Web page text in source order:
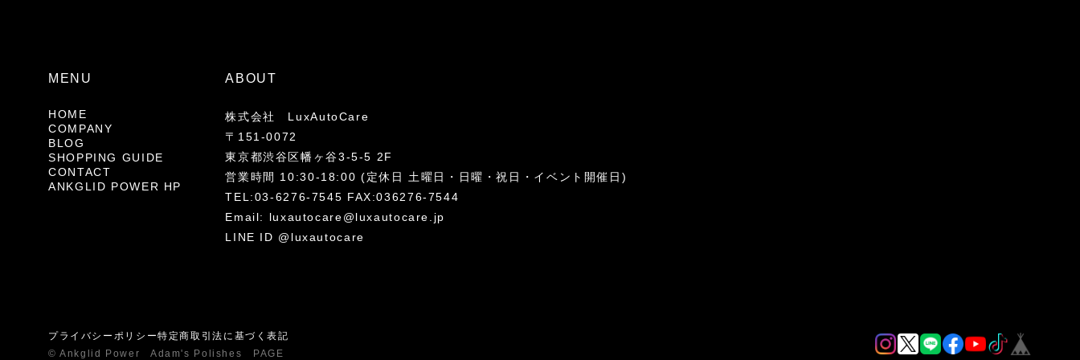
ABOUT
株式会社 LuxAutoCare
〒151-0072
東京都渋谷区幡ヶ谷3-5-5 2F
営業時間 10:30-18:00 (定休日 土曜日・日曜・祝日・イベント開催日)
TEL:03-6276-7545 FAX:036276-7544
Email: luxautocare@luxautocare.jp
LINE ID @luxautocare
MENU
HOME
COMPANY
BLOG
SHOPPING GUIDE
CONTACT
ANKGLID POWER HP
プライバシーポリシー特定商取引法に基づく表記
© Ankglid Power Adam's Polishes PAGE